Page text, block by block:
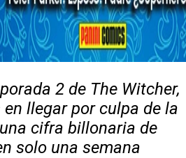
2 de The Witcher,
llegar por culpa de la
cifra billonaria de
solo una semana